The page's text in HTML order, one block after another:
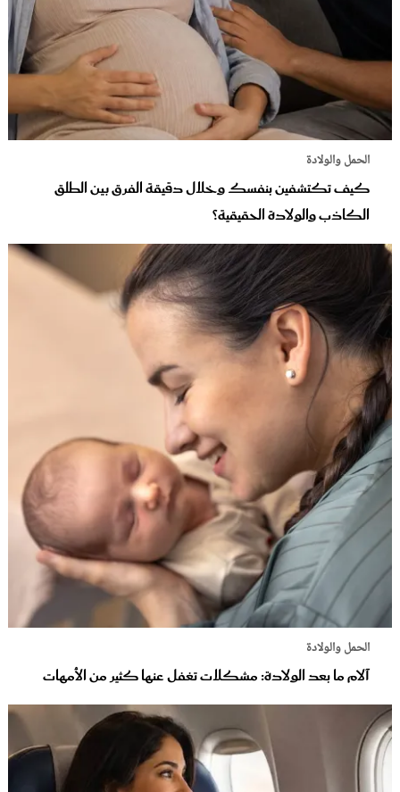
الحمل والولادة
كيف تكتشفين بنفسك وخلال دقيقة الفرق بين الطلق
الكاذب والولادة الحقيقية؟
الحمل والولادة
آلام ما بعد الولادة: مشكلات تغفل عنها كثير من الأمهات